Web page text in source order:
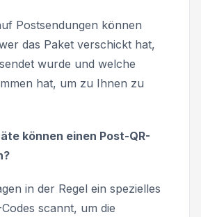
Postsendungen können
das Paket verschickt hat,
wurde und welche
hat, um zu Ihnen zu
können einen Post-QR-
in der Regel ein spezielles
scannt, um die